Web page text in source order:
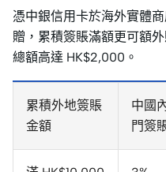
憑中銀信用卡於海外實體
贈，累積簽賬滿額更可額
總額高達 HK$2,000。
累積外地簽賬
金額
中國
門簽